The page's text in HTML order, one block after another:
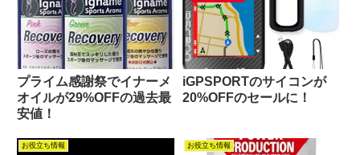
プライム感謝祭でイナーメ
オイルが29%OFFの過去最
安値！
iGPSPORTのサイコンが
20%OFFのセールに！
お役立ち情報 お役立ち情報